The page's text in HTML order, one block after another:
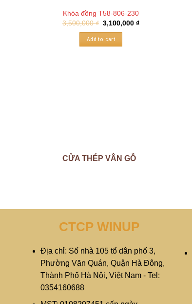
Khóa đồng T58-806-230
3,500,000₫ 3,100,000₫
Add to cart
CỬA THÉP VÂN GỖ
CTCP WINUP
Địa chỉ: Số nhà 105 tổ dân phố 3,
Phường Văn Quán, Quận Hà Đông,
Thành Phố Hà Nội, Việt Nam - Tel:
0354160688